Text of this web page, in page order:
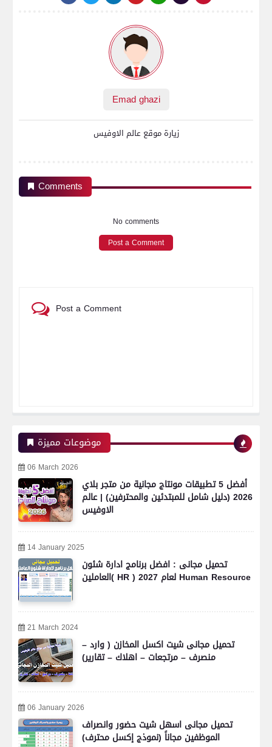
Emad ghazi
زيارة موقع عالم الاوفيس
Comments
No comments
Post a Comment
Post a Comment
موضوعات مميزة
06 March 2026
أفضل 5 تطبيقات مونتاج مجانية من متجر بلاي
2026 (دليل شامل للمبتدئين والمحترفين) | عالم
الاوفيس
14 January 2025
تحميل مجانى : افضل برنامج ادارة شئون
العاملين( HR ) لعام 2027 Human Resource
21 March 2024
تحميل مجانى شيت اكسل المخازن ( وارد –
منصرف – مرتجعات – اهلاك – تقارير)
06 January 2026
تحميل مجانى اسهل شيت حضور وانصراف
الموظفين مجاناً (نموذج إكسل محترف)